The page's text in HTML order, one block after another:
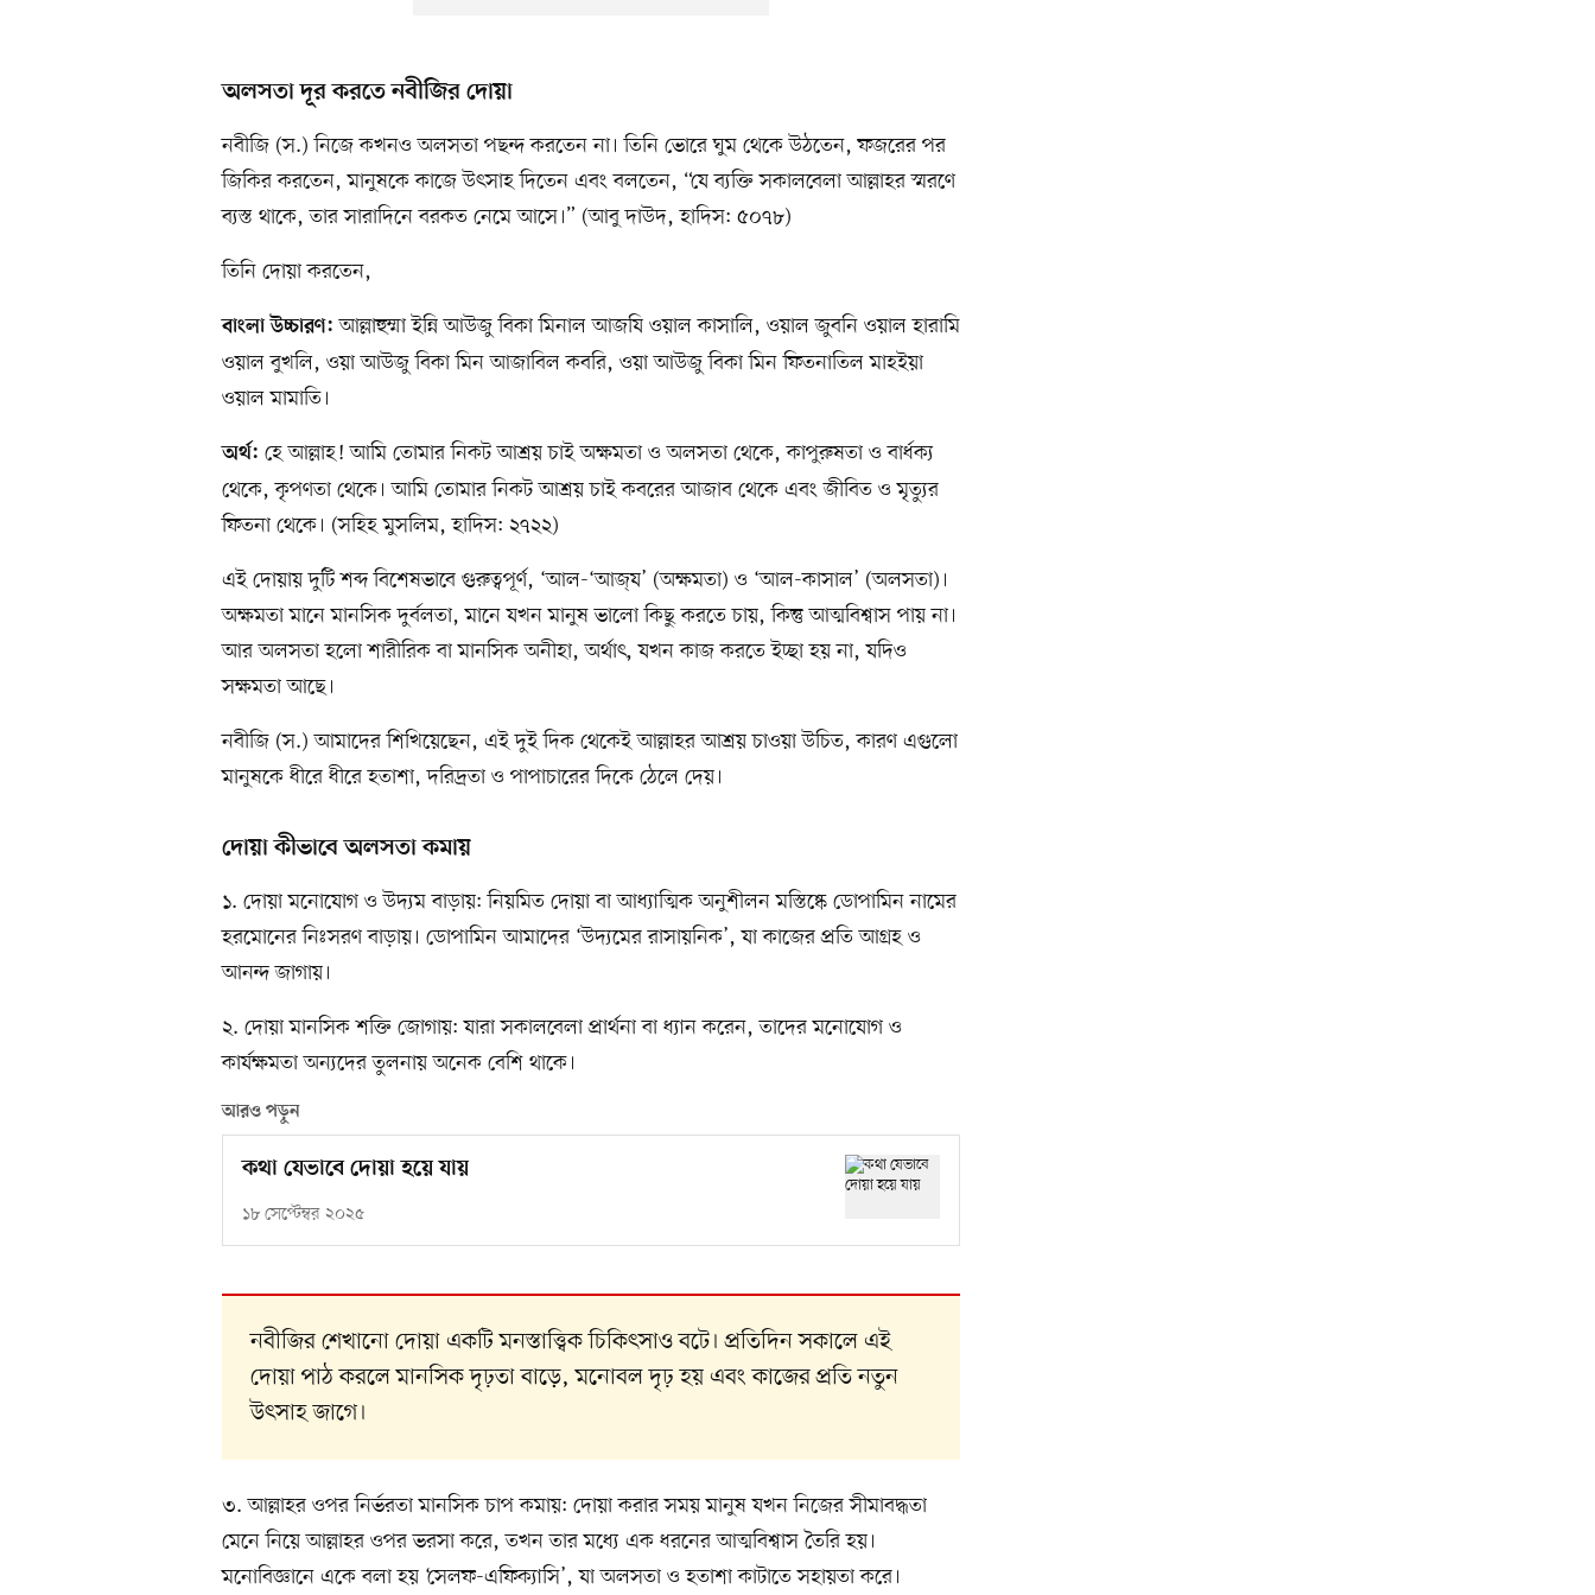
অলসতা দূর করতে নবীজির দোয়া
নবীজি (স.) নিজে কখনও অলসতা পছন্দ করতেন না। তিনি ভোরে ঘুম থেকে উঠতেন, ফজরের পর
জিকির করতেন, মানুষকে কাজে উৎসাহ দিতেন এবং বলতেন, “যে ব্যক্তি সকালবেলা আল্লাহর স্মরণে
ব্যস্ত থাকে, তার সারাদিনে বরকত নেমে আসে।” (আবু দাউদ, হাদিস: ৫০৭৮)
তিনি দোয়া করতেন,
বাংলা উচ্চারণ: আল্লাহুম্মা ইন্নি আউজু বিকা মিনাল আজযি ওয়াল কাসালি, ওয়াল জুবনি ওয়াল হারামি
ওয়াল বুখলি, ওয়া আউজু বিকা মিন আজাবিল কবরি, ওয়া আউজু বিকা মিন ফিতনাতিল মাহইয়া
ওয়াল মামাতি।
অর্থ: হে আল্লাহ! আমি তোমার নিকট আশ্রয় চাই অক্ষমতা ও অলসতা থেকে, কাপুরুষতা ও বার্ধক্য
থেকে, কৃপণতা থেকে। আমি তোমার নিকট আশ্রয় চাই কবরের আজাব থেকে এবং জীবিত ও মৃত্যুর
ফিতনা থেকে। (সহিহ মুসলিম, হাদিস: ২৭২২)
এই দোয়ায় দুটি শব্দ বিশেষভাবে গুরুত্বপূর্ণ, ‘আল-‘আজ্‌য’ (অক্ষমতা) ও ‘আল-কাসাল’ (অলসতা)।
অক্ষমতা মানে মানসিক দুর্বলতা, মানে যখন মানুষ ভালো কিছু করতে চায়, কিন্তু আত্মবিশ্বাস পায় না।
আর অলসতা হলো শারীরিক বা মানসিক অনীহা, অর্থাৎ, যখন কাজ করতে ইচ্ছা হয় না, যদিও
সক্ষমতা আছে।
নবীজি (স.) আমাদের শিখিয়েছেন, এই দুই দিক থেকেই আল্লাহর আশ্রয় চাওয়া উচিত, কারণ এগুলো
মানুষকে ধীরে ধীরে হতাশা, দরিদ্রতা ও পাপাচারের দিকে ঠেলে দেয়।
দোয়া কীভাবে অলসতা কমায়
১. দোয়া মনোযোগ ও উদ্যম বাড়ায়: নিয়মিত দোয়া বা আধ্যাত্মিক অনুশীলন মস্তিষ্কে ডোপামিন নামের
হরমোনের নিঃসরণ বাড়ায়। ডোপামিন আমাদের ‘উদ্যমের রাসায়নিক’, যা কাজের প্রতি আগ্রহ ও
আনন্দ জাগায়।
২. দোয়া মানসিক শক্তি জোগায়: যারা সকালবেলা প্রার্থনা বা ধ্যান করেন, তাদের মনোযোগ ও
কার্যক্ষমতা অন্যদের তুলনায় অনেক বেশি থাকে।
আরও পড়ুন
কথা যেভাবে দোয়া হয়ে যায়
১৮ সেপ্টেম্বর ২০২৫
নবীজির শেখানো দোয়া একটি মনস্তাত্ত্বিক চিকিৎসাও বটে। প্রতিদিন সকালে এই
দোয়া পাঠ করলে মানসিক দৃঢ়তা বাড়ে, মনোবল দৃঢ় হয় এবং কাজের প্রতি নতুন
উৎসাহ জাগে।
৩. আল্লাহর ওপর নির্ভরতা মানসিক চাপ কমায়: দোয়া করার সময় মানুষ যখন নিজের সীমাবদ্ধতা
মেনে নিয়ে আল্লাহর ওপর ভরসা করে, তখন তার মধ্যে এক ধরনের আত্মবিশ্বাস তৈরি হয়।
মনোবিজ্ঞানে একে বলা হয় ‘সেলফ-এফিক্যাসি’, যা অলসতা ও হতাশা কাটাতে সহায়তা করে।